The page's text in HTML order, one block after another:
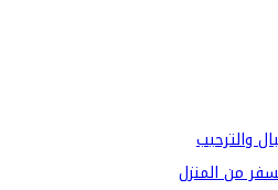
والترحيب
من المنزل